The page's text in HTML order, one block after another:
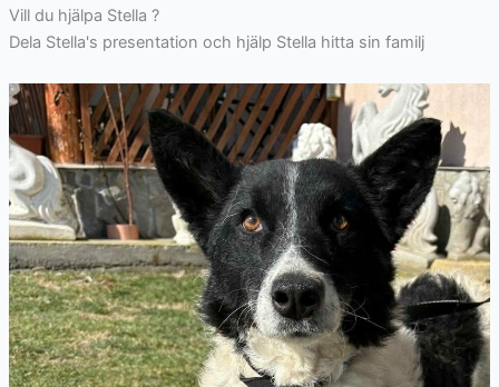
Vill du hjälpa Stella ?
Dela Stella's presentation och hjälp Stella hitta sin familj